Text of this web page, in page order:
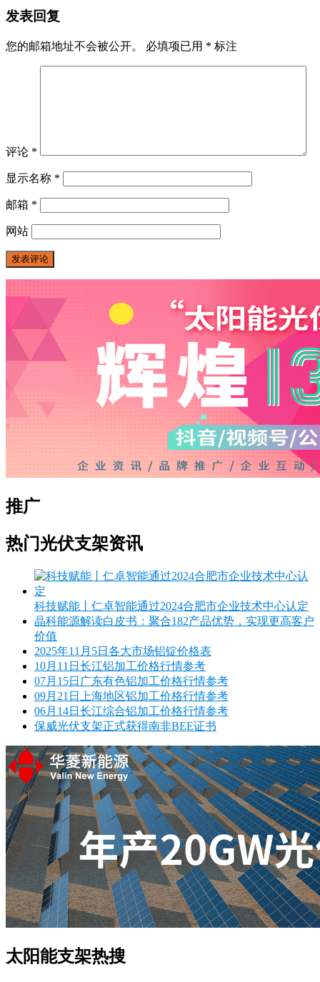
发表回复
您的邮箱地址不会被公开。 必填项已用 * 标注
评论 *
显示名称 *
邮箱 *
网站
推广
热门光伏支架资讯
科技赋能丨仁卓智能通过2024合肥市企业技术中心认定
晶科能源解读白皮书：聚合182产品优势，实现更高客户
价值
2025年11月5日各大市场铝锭价格表
10月11日长江铝加工价格行情参考
07月15日广东有色铝加工价格行情参考
09月21日上海地区铝加工价格行情参考
06月14日长江综合铝加工价格行情参考
保威光伏支架正式获得南非BEE证书
太阳能支架热搜